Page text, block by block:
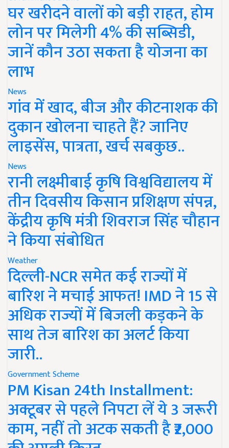
घर खरीदने वालों को बड़ी राहत, होम
लोन पर मिलेगी 4% की सब्सिडी,
जानें कौन उठा सकता है योजना का
लाभ
News
गांव में खाद, बीज और कीटनाशक की
दुकान खोलना चाहते हैं? जानिए
लाइसेंस, पात्रता, खर्च सबकुछ..
News
रानी लक्ष्मीबाई कृषि विश्वविद्यालय में
तीन दिवसीय किसान प्रशिक्षण संपन्न,
केंद्रीय कृषि मंत्री शिवराज सिंह चौहान
ने किया संबोधित
Weather
दिल्ली-NCR समेत कई राज्यों में
बारिश ने मचाई आफत! IMD ने 15 से
अधिक राज्यों में बिजली कड़कने के
साथ तेज बारिश का अलर्ट किया
जारी..
Government Scheme
PM Kisan 24th Installment:
अक्टूबर से पहले निपटा लें ये 3 जरूरी
काम, नहीं तो अटक सकती है ₹2,000